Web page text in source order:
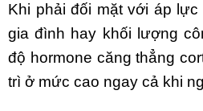
Khi phải đối mặt với áp
gia đình hay khối lượng
độ hormone căng thẳng
trì ở mức cao ngay cả khi